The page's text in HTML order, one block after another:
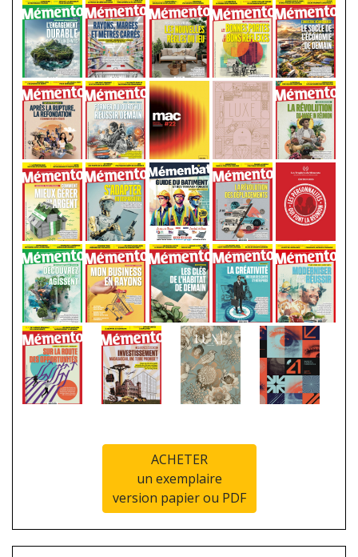
ACHETER
un exemplaire
version papier ou PDF